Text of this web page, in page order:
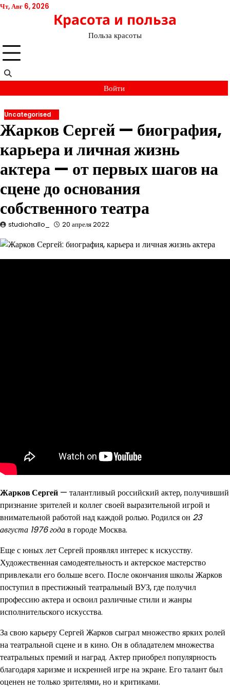
Перейти
Чт, Авг 6, 2026
Красота и польза
Польза красоты
Войти
Uncategorised
Жарков Сергей — биография,
карьера и личная жизнь
актера — от первых шагов на
сцене до основания
собственного театра
studiohallo_ 20 апреля 2022
Жарков Сергей — талантливый российский актер, получивший
признание зрителей и коллег своей выразительной игрой и
внимательной работой над каждой ролью. Родился он 23
августа 1976 годав городе Москва.
Еще с юных лет Сергей проявлял интерес к искусству.
Художественная самодеятельность и актерское мастерство
привлекали его больше всего. После окончания школы Жарков
поступил в престижный театральный ВУЗ, где получил
профессию актера и освоил различные стили и жанры
исполнительского искусства.
За свою карьеру Сергей Жарков сыграл множество ярких ролей
на театральной сцене и в кино. Он в обладателем множества
театральных премий и наград. Актер приобрел популярность
благодаря харизме и искренней игре на экране. Его талант был
оценен не только зрителями, но и критиками.